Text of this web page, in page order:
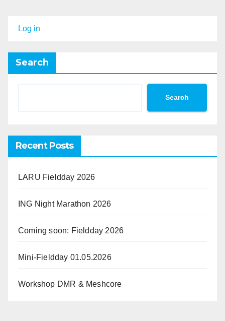
Log in
Search
Search
Recent Posts
LARU Fieldday 2026
ING Night Marathon 2026
Coming soon: Fieldday 2026
Mini-Fieldday 01.05.2026
Workshop DMR & Meshcore